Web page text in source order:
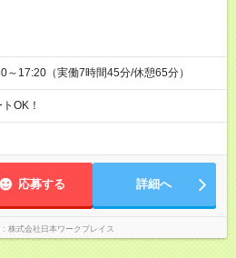
～17:20（実働7時間45分/休憩65分）
OK！
応募する 詳細へ
株式会社日本ワークプレイス